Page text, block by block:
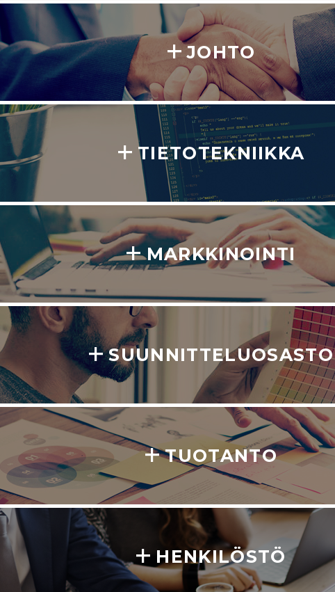
JOHTO
TIETOTEKNIIKKA
MARKKINOINTI
SUUNNITTELUOSASTO
TUOTANTO
HENKILÖSTÖ